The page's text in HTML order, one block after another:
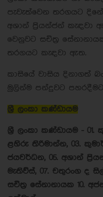
පැවැත්වෙන තරගයට
අශාන් ප්‍රියන්ජන් කැඳවා
වෙනුවට සචිත්‍ර
තරගයට කැඳවා ඇත.
කාසියේ වාසිය දිනාගත්
මුලින්ම පන්දුවට
ශ්‍රී ලංකා කණ්ඩායම
ශ්‍රී ලංකා කණ්ඩායම - 01.
ළහිරු තිරිමාන්න, 03.
ජයවර්ධන, 05. අශාන්
මැතිව්ස්, 07. චතුරංග ද
සචිත්‍ර සේනානායක 10.